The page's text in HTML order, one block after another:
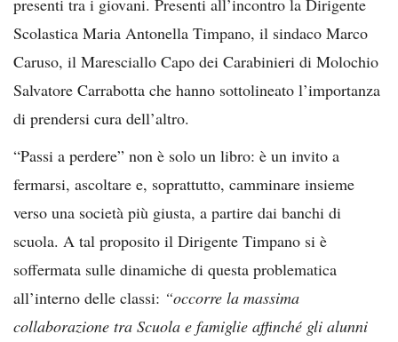
presenti tra i giovani. Presenti all’incontro la Dirigente
Scolastica Maria Antonella Timpano, il sindaco Marco
Caruso, il Maresciallo Capo dei Carabinieri di Molochio
Salvatore Carrabotta che hanno sottolineato l’importanza
di prendersi cura dell’altro.
“Passi a perdere” non è solo un libro: è un invito a
fermarsi, ascoltare e, soprattutto, camminare insieme
verso una società più giusta, a partire dai banchi di
scuola. A tal proposito il Dirigente Timpano si è
soffermata sulle dinamiche di questa problematica
all’interno delle classi: “occorre la massima
collaborazione tra Scuola e famiglie affinché gli alunni